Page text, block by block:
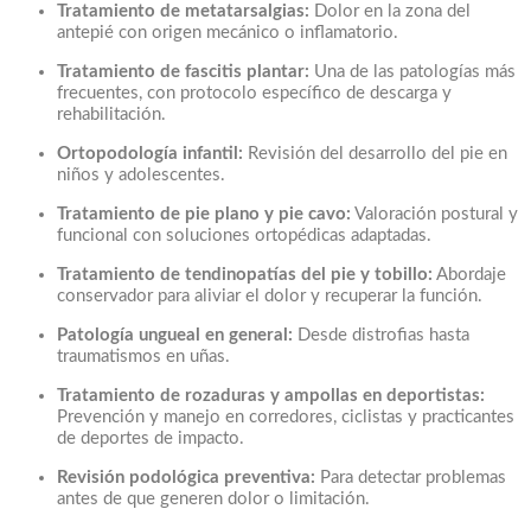
Tratamiento de metatarsalgias: Dolor en la zona del
antepié con origen mecánico o inflamatorio.
Tratamiento de fascitis plantar: Una de las patologías más
frecuentes, con protocolo específico de descarga y
rehabilitación.
Ortopodología infantil: Revisión del desarrollo del pie en
niños y adolescentes.
Tratamiento de pie plano y pie cavo: Valoración postural y
funcional con soluciones ortopédicas adaptadas.
Tratamiento de tendinopatías del pie y tobillo: Abordaje
conservador para aliviar el dolor y recuperar la función.
Patología ungueal en general: Desde distrofias hasta
traumatismos en uñas.
Tratamiento de rozaduras y ampollas en deportistas:
Prevención y manejo en corredores, ciclistas y practicantes
de deportes de impacto.
Revisión podológica preventiva: Para detectar problemas
antes de que generen dolor o limitación.